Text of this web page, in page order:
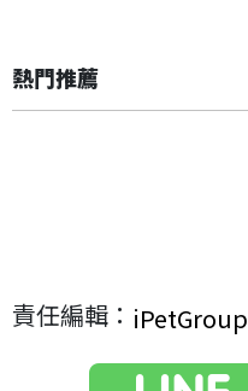
熱門推薦
責任編輯： iPetGroup